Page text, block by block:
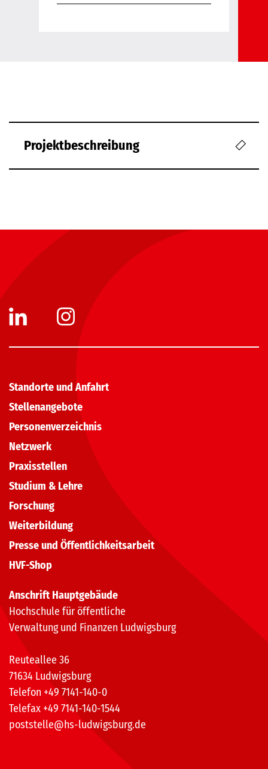
Projektbeschreibung
Standorte und Anfahrt
Stellenangebote
Personenverzeichnis
Netzwerk
Praxisstellen
Studium & Lehre
Forschung
Weiterbildung
Presse und Öffentlichkeitsarbeit
HVF-Shop
Anschrift Hauptgebäude
Hochschule für öffentliche
Verwaltung und Finanzen Ludwigsburg
Reuteallee 36
71634 Ludwigsburg
Telefon +49 7141-140-0
Telefax +49 7141-140-1544
poststelle@hs-ludwigsburg.de